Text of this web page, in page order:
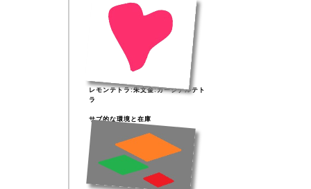
レモンテトラ:朱文金:カージナルテト
ラ
サブ的な環境と在庫